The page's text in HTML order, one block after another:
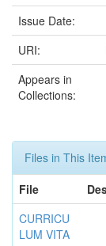
Issue Date:
URI:
Appears in
Collections:
Files in This
File
CURRICU
LUM VITA